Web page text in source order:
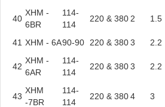
40
XHM -
6BR
114-
114
220 & 380 2 1.5
41 XHM - 6A90-90 220 & 3803 2.2
42
XHM -
6AR
114-
114
220 & 3803 2.2
43
XHM
-7BR
114-
114
220 & 3804 3